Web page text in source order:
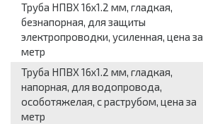
Труба НПВХ 16x1.2 мм, гладкая,
безнапорная, для защиты
электропроводки, усиленная, цена за
метр
Труба НПВХ 16x1.2 мм, гладкая,
напорная, для водопровода,
особотяжелая, с раструбом, цена за
метр